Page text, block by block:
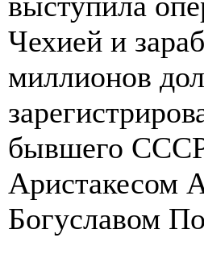
Чехией и
миллионов
бывшего
Аристакесом
Богуславом